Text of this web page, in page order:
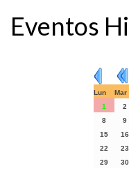
Eventos
Lun Mar
1
2
8
9
15
16
22
23
29
30